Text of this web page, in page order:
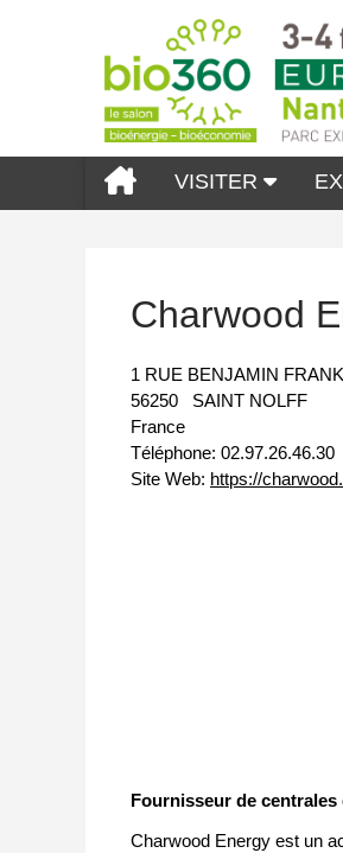
VISITER
Charwood
1 RUE BENJAMIN
56250
SAINT NOLFF
France
Téléphone: 02.97.26.46.30
Site Web: https://
Fournisseur de
Charwood Energy est un